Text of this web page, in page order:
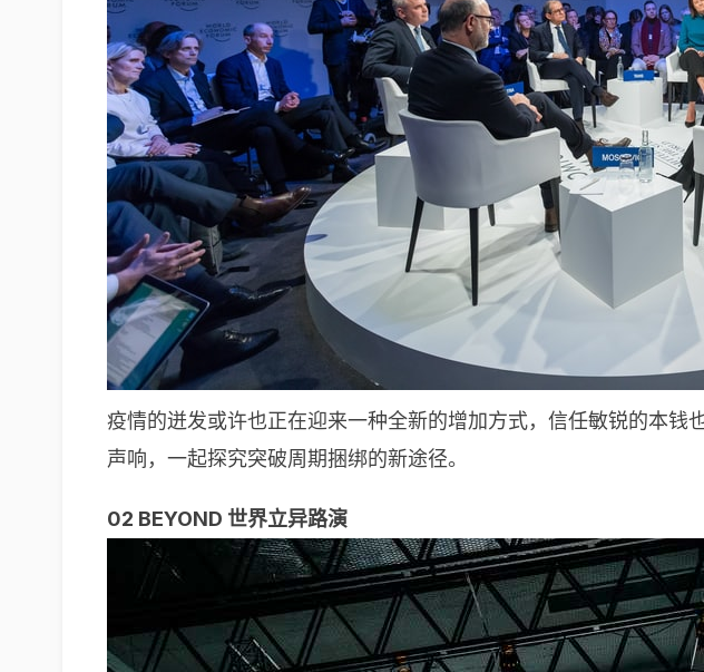
疫情的迸发或许也正在迎来一种全新的增加方式，信任敏锐的本
声响，一起探究突破周期捆绑的新途径。
02 BEYOND 世界立异路演